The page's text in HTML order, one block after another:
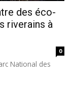
des éco-
riverains à
0
National des